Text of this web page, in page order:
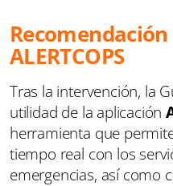
ALERTCOPS
Tras la intervención, la
utilidad de la aplicación
herramienta que
tiempo real con los
emergencias, así como